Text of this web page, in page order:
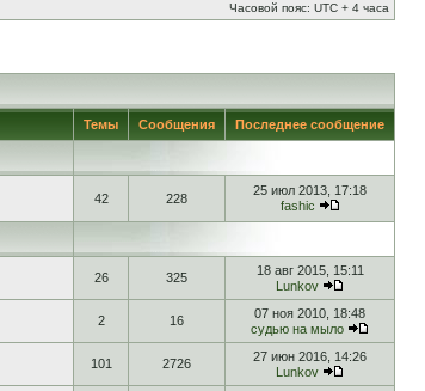
Часовой пояс: UTC + 4 часа
Темы Сообщения Последнее сообщение
42 228
25 июл 2013, 17:18
fashic
26 325
18 авг 2015, 15:11
Lunkov
2 16
07 ноя 2010, 18:48
судью на мыло
101 2726
27 июн 2016, 14:26
Lunkov